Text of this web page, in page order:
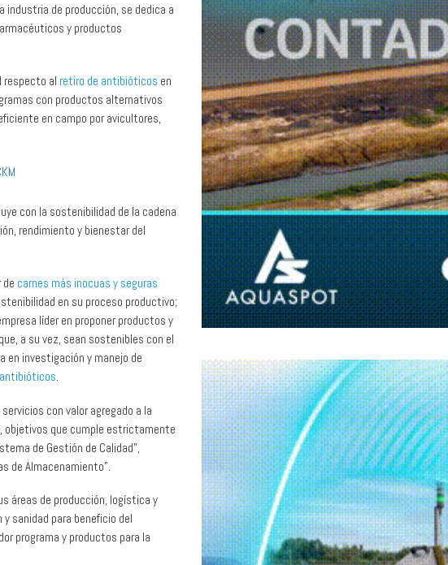
industria de producción, se dedica a
y productos
respecto al retiro de antibióticos en
con productos alternativos
en campo por avicultores,
con la sostenibilidad de la cadena
rendimiento y bienestar del
carnes más inocuas y seguras
en su proceso productivo;
líder en proponer productos y
a su vez, sean sostenibles con el
en investigación y manejo de
.
con valor agregado a la
objetivos que cumple estrictamente
de Gestión de Calidad”,
de Almacenamiento”.
áreas de producción, logística y
sanidad para beneficio del
programa y productos para la